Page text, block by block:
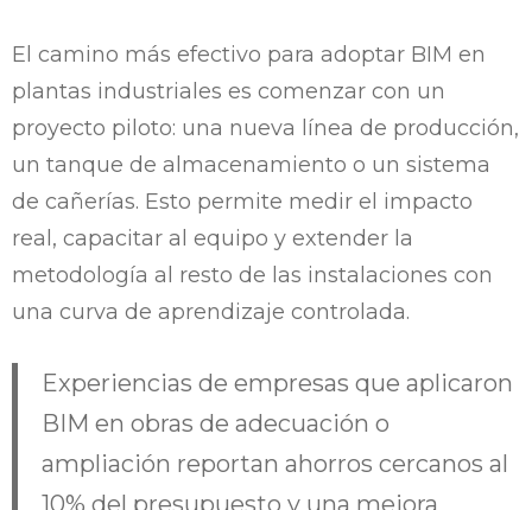
El camino más efectivo para adoptar BIM en
plantas industriales es comenzar con un
proyecto piloto: una nueva línea de producción,
un tanque de almacenamiento o un sistema
de cañerías. Esto permite medir el impacto
real, capacitar al equipo y extender la
metodología al resto de las instalaciones con
una curva de aprendizaje controlada.
Experiencias de empresas que aplicaron
BIM en obras de adecuación o
ampliación reportan ahorros cercanos al
10% del presupuesto y una mejora